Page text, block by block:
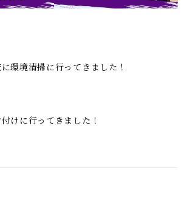
環境清掃に行ってきました！
けに行ってきました！